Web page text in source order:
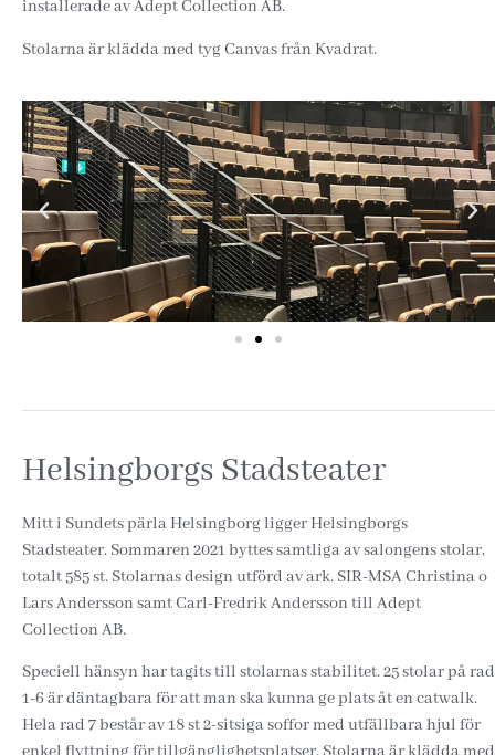
installerade av Adept Collection AB.
Stolarna är klädda med tyg Canvas från Kvadrat.
Helsingborgs Stadsteater
Mitt i Sundets pärla Helsingborg ligger Helsingborgs
Stadsteater. Sommaren 2021 byttes samtliga av salongens stolar,
totalt 585 st. Stolarnas design utförd av ark. SIR-MSA Christina o
Lars Andersson samt Carl-Fredrik Andersson till Adept
Collection AB.
Speciell hänsyn har tagits till stolarnas stabilitet. 25 stolar på rad
1-6 är däntagbara för att man ska kunna ge plats åt en catwalk.
Hela rad 7 består av 18 st 2-sitsiga soffor med utfällbara hjul för